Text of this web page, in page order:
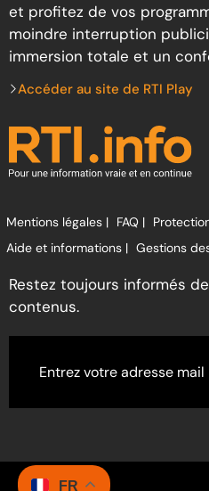
et profitez de vos
moindre interruption
immersion totale et un
Accéder au site de RTI Play
Mentions légales | FAQ |
Aide et informations | Gestions
Restez toujours informés
contenus.
FR